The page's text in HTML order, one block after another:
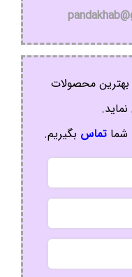
بهترین محصولات
شماتماس بگیریم.